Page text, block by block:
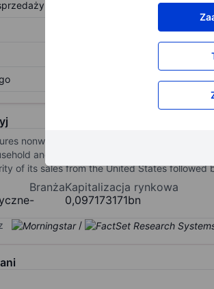
Otwórz
nonwovens as roll goods for wipes and
and workplace, sanitary pads,
of its sales from the United States followed
Branża
-
Kapitalizacja rynkowa
0,097173171bn
/